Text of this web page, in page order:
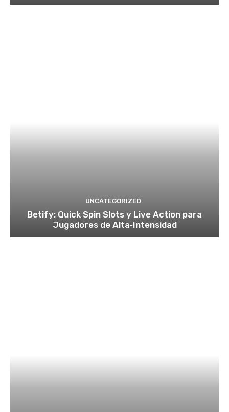
UNCATEGORIZED
Betify: Quick Spin Slots y Live Action para
Jugadores de Alta‑Intensidad